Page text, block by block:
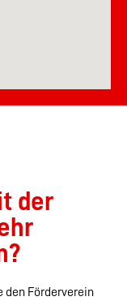
der
den Förderverein